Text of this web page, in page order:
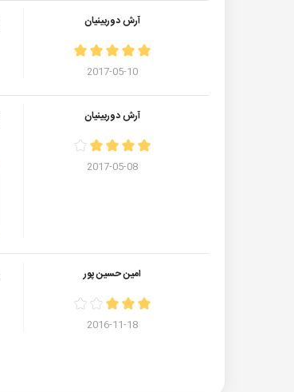
آرش دوربینیان
2017-05-10
آرش دوربینیان
2017-05-08
امین حسین پور
2016-11-18